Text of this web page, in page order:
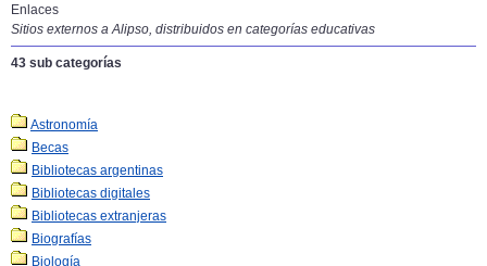
Enlaces
Sitios externos a Alipso, distribuidos en categorías educativas
43 sub categorías
Astronomía
Becas
Bibliotecas argentinas
Bibliotecas digitales
Bibliotecas extranjeras
Biografías
Biología